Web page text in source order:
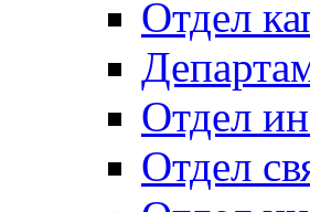
Отдел
Отдел
Отдел